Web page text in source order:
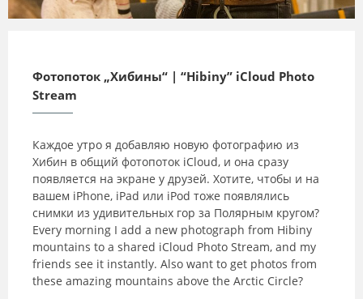
Фотопоток „Хибины“ | “Hibiny” iCloud Photo
Stream
Каждое утро я добавляю новую фотографию из
Хибин в общий фотопоток iCloud, и она сразу
появляется на экране у друзей. Хотите, чтобы и на
вашем iPhone, iPad или iPod тоже появлялись
снимки из удивительных гор за Полярным кругом?
Every morning I add a new photograph from Hibiny
mountains to a shared iCloud Photo Stream, and my
friends see it instantly. Also want to get photos from
these amazing mountains above the Arctic Circle?